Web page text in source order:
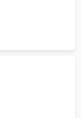
или замена